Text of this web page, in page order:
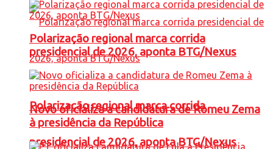
Polarização regional marca corrida
presidencial de 2026, aponta BTG/Nexus
Polarização regional marca corrida
presidencial de 2026, aponta BTG/Nexus
Novo oficializa a candidatura de Romeu Zema
à presidência da República